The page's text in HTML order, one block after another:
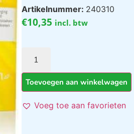
Artikelnummer: 240310
€10,35 incl. btw
Toevoegen aan winkelwagen
Voeg toe aan favorieten